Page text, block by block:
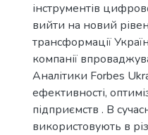
інструментів
вийти на новий
трансформації
компанії
Аналітики Forbes
ефективності,
підприємств . В
використовують в